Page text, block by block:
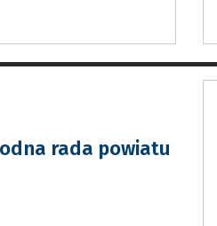
rada powiatu